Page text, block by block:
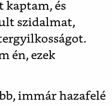
kaptam, és
szidalmat,
én, ezek
immár hazafelé